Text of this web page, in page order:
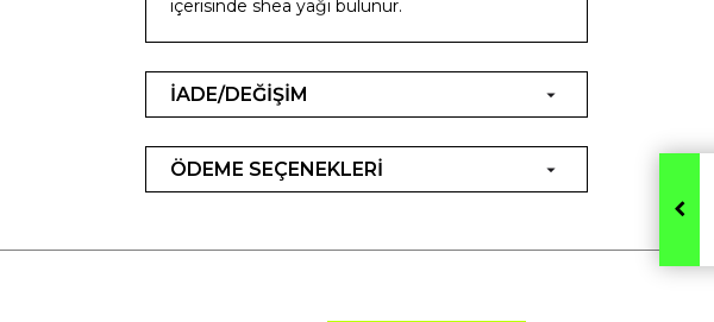
içerisinde shea yağı bulunur.
İADE/DEĞİŞİM
ÖDEME SEÇENEKLERİ